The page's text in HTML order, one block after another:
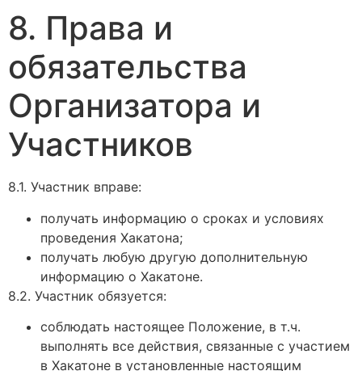
8. Права и
обязательства
Организатора и
Участников
8.1. Участник вправе:
получать информацию о сроках и условиях
проведения Хакатона;
получать любую другую дополнительную
информацию о Хакатоне.
8.2. Участник обязуется:
соблюдать настоящее Положение, в т.ч.
выполнять все действия, связанные с участием
в Хакатоне в установленные настоящим